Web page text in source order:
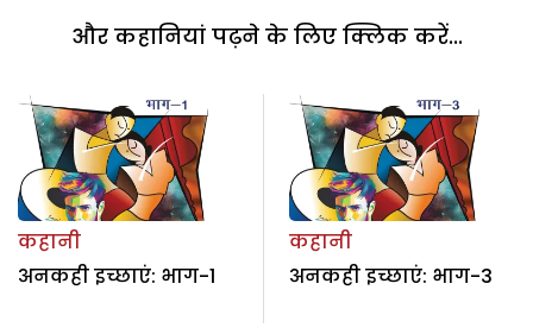
और कहानियां पढ़ने के लिए क्लिक करें...
कहानी
अनकही इच्छाएं: भाग-1
कहानी
अनकही इच्छाएं: भाग-3